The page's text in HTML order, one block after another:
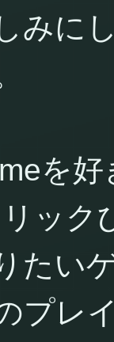
みに
を
ック
たい
プレ